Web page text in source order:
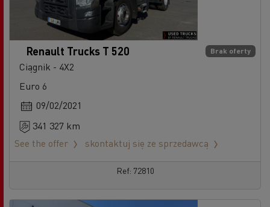
Brak oferty
Renault Trucks T 520
Ciągnik - 4X2
Euro 6
09/02/2021
341 327 km
See the offer
skontaktuj się ze sprzedawcą
Ref: 72810